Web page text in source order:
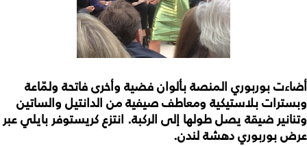
أضاءت بوربوري المنصة بألوان فضية وأخرى فاتحة ولمّاعة
وبسترات بلاستيكية ومعاطف صيفية من الدانتيل والساتين
وتنانير ضيقة يصل طولها إلى الركبة. انتزع كريستوفر بايلي عبر
عرض بوربوري دهشة لندن.